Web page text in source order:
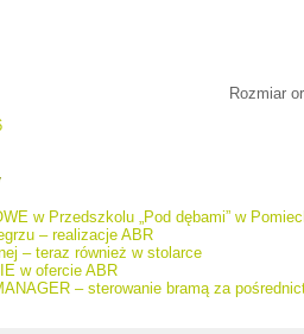
Rozmiar
w Przedszkolu „Pod dębami” w
– realizacje ABR
– teraz również w stolarce
w ofercie ABR
– sterowanie bramą za